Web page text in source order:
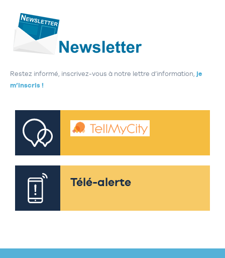
Restez informé, inscrivez-vous à notre lettre d’information, je
m’inscris !
Télé-alerte